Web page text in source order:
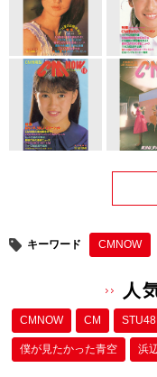
キーワード CMNOW
人
CMNOW CM STU48
僕が⾒たかった⻘空 浜